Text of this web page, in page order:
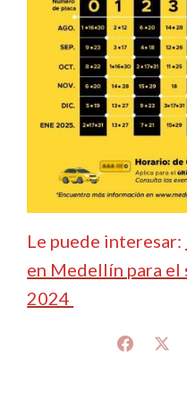
Le puede interesar:
en Medellín para el
2024